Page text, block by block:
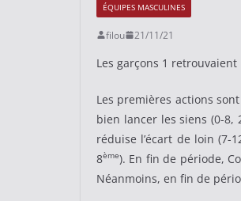
ÉQUIPES MASCULINES
filou 21/11/21
Les garçons 1
Les premières actions
bien lancer les siens (0-8,
réduise l’écart de loin (7-
8ème). En fin de période,
Néanmoins, en fin de